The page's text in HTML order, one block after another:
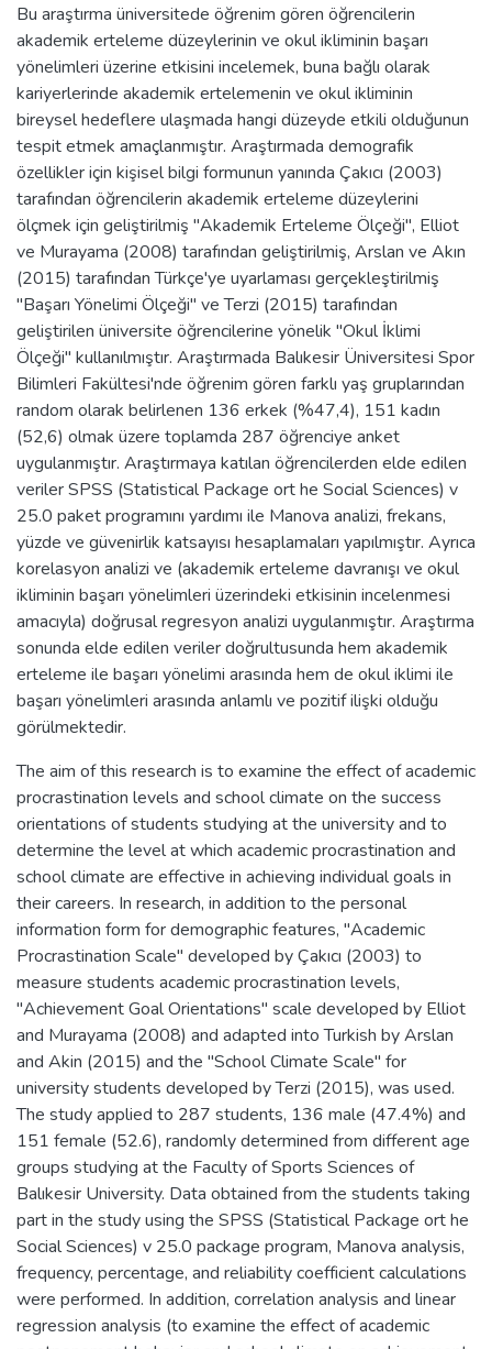
Bu araştırma üniversitede öğrenim gören öğrencilerin
akademik erteleme düzeylerinin ve okul ikliminin başarı
yönelimleri üzerine etkisini incelemek, buna bağlı olarak
kariyerlerinde akademik ertelemenin ve okul ikliminin
bireysel hedeflere ulaşmada hangi düzeyde etkili olduğunun
tespit etmek amaçlanmıştır. Araştırmada demografik
özellikler için kişisel bilgi formunun yanında Çakıcı (2003)
tarafından öğrencilerin akademik erteleme düzeylerini
ölçmek için geliştirilmiş "Akademik Erteleme Ölçeği", Elliot
ve Murayama (2008) tarafından geliştirilmiş, Arslan ve Akın
(2015) tarafından Türkçe'ye uyarlaması gerçekleştirilmiş
"Başarı Yönelimi Ölçeği" ve Terzi (2015) tarafından
geliştirilen üniversite öğrencilerine yönelik "Okul İklimi
Ölçeği" kullanılmıştır. Araştırmada Balıkesir Üniversitesi Spor
Bilimleri Fakültesi'nde öğrenim gören farklı yaş gruplarından
random olarak belirlenen 136 erkek (%47,4), 151 kadın
(52,6) olmak üzere toplamda 287 öğrenciye anket
uygulanmıştır. Araştırmaya katılan öğrencilerden elde edilen
veriler SPSS (Statistical Package ort he Social Sciences) v
25.0 paket programını yardımı ile Manova analizi, frekans,
yüzde ve güvenirlik katsayısı hesaplamaları yapılmıştır. Ayrıca
korelasyon analizi ve (akademik erteleme davranışı ve okul
ikliminin başarı yönelimleri üzerindeki etkisinin incelenmesi
amacıyla) doğrusal regresyon analizi uygulanmıştır. Araştırma
sonunda elde edilen veriler doğrultusunda hem akademik
erteleme ile başarı yönelimi arasında hem de okul iklimi ile
başarı yönelimleri arasında anlamlı ve pozitif ilişki olduğu
görülmektedir.
The aim of this research is to examine the effect of academic
procrastination levels and school climate on the success
orientations of students studying at the university and to
determine the level at which academic procrastination and
school climate are effective in achieving individual goals in
their careers. In research, in addition to the personal
information form for demographic features, "Academic
Procrastination Scale" developed by Çakıcı (2003) to
measure students academic procrastination levels,
"Achievement Goal Orientations" scale developed by Elliot
and Murayama (2008) and adapted into Turkish by Arslan
and Akin (2015) and the "School Climate Scale" for
university students developed by Terzi (2015), was used.
The study applied to 287 students, 136 male (47.4%) and
151 female (52.6), randomly determined from different age
groups studying at the Faculty of Sports Sciences of
Balıkesir University. Data obtained from the students taking
part in the study using the SPSS (Statistical Package ort he
Social Sciences) v 25.0 package program, Manova analysis,
frequency, percentage, and reliability coefficient calculations
were performed. In addition, correlation analysis and linear
regression analysis (to examine the effect of academic